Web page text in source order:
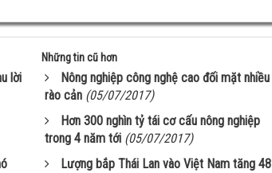
lời
Những tin cũ hơn
Nông nghiệp công nghệ cao đối mặt nhiều
rào cản (05/07/2017)
Hơn 300 nghìn tỷ tái cơ cấu nông nghiệp
trong 4 năm tới (05/07/2017)
Lượng bắp Thái Lan vào Việt Nam tăng 48